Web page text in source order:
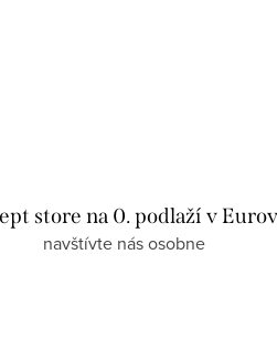
store na 0. podlaží v
navštívte nás osobne